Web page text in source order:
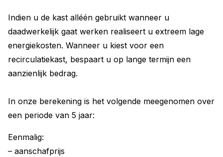
Indien u de kast alléén gebruikt wanneer u
daadwerkelijk gaat werken realiseert u extreem lage
energiekosten. Wanneer u kiest voor een
recirculatiekast, bespaart u op lange termijn een
aanzienlijk bedrag.
In onze berekening is het volgende meegenomen over
een periode van 5 jaar:
Eenmalig:
– aanschafprijs